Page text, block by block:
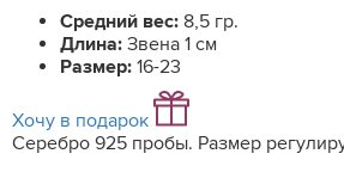
Средний вес: 8,5 гр.
Длина: Звена 1 см
Размер: 16-23
Хочу в подарок
Серебро 925 пробы. Размер